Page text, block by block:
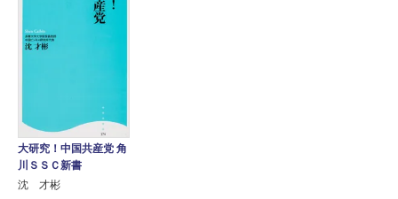
大研究！中国共産党 角
川ＳＳＣ新書
沈 才彬